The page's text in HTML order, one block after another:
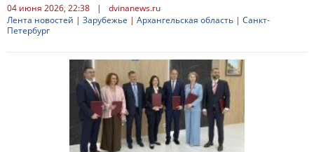
04 июня 2026, 22:38 |
dvinanews.ru
Лента новостей | Зарубежье | Архангельская область | Санкт-
Петербург